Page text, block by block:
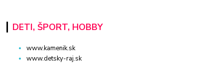
DETI, ŠPORT, HOBBY
www.kamenik.sk
www.detsky-raj.sk